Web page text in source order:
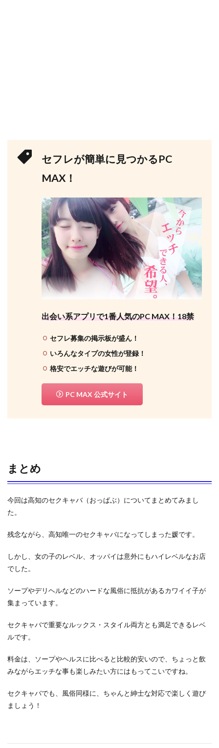
セフレが簡単に見つかるPC
MAX！
出会い系アプリで1番人気のPC MAX！18禁
セフレ募集の掲示板が盛ん！
いろんなタイプの女性が登録！
格安でエッチな遊びが可能！
PC MAX 公式サイト
まとめ
今回は高知のセクキャバ（おっぱぶ）についてまとめてみまし
た。
残念ながら、高知唯一のセクキャバになってしまった媛です。
しかし、女の子のレベル、オッパイは意外にもハイレベルなお店
でした。
ソープやデリヘルなどのハードな風俗に抵抗があるカワイイ子が
集まっています。
セクキャバで重要なルックス・スタイル両方とも満足できるレベ
ルです。
料金は、ソープやヘルスに比べると比較的安いので、ちょっと飲
みながらエッチな事も楽しみたい方にはもってこいですね。
セクキャバでも、風俗同様に、ちゃんと紳士な対応で楽しく遊び
ましょう！